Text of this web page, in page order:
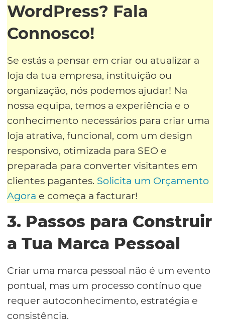
WordPress? Fala
Connosco!
Se estás a pensar em criar ou atualizar a
loja da tua empresa, instituição ou
organização, nós podemos ajudar! Na
nossa equipa, temos a experiência e o
conhecimento necessários para criar uma
loja atrativa, funcional, com um design
responsivo, otimizada para SEO e
preparada para converter visitantes em
clientes pagantes. Solicita um Orçamento
Agora e começa a facturar!
3. Passos para Construir
a Tua Marca Pessoal
Criar uma marca pessoal não é um evento
pontual, mas um processo contínuo que
requer autoconhecimento, estratégia e
consistência.